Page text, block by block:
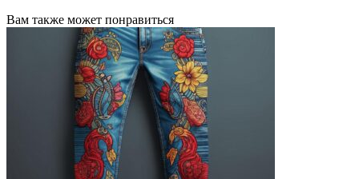
Вам также может понравиться